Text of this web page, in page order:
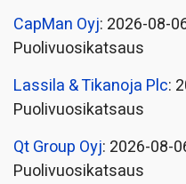
CapMan Oyj: 2026-08-
Puolivuosikatsaus
Lassila & Tikanoja Plc:
Puolivuosikatsaus
Qt Group Oyj: 2026-08-
Puolivuosikatsaus